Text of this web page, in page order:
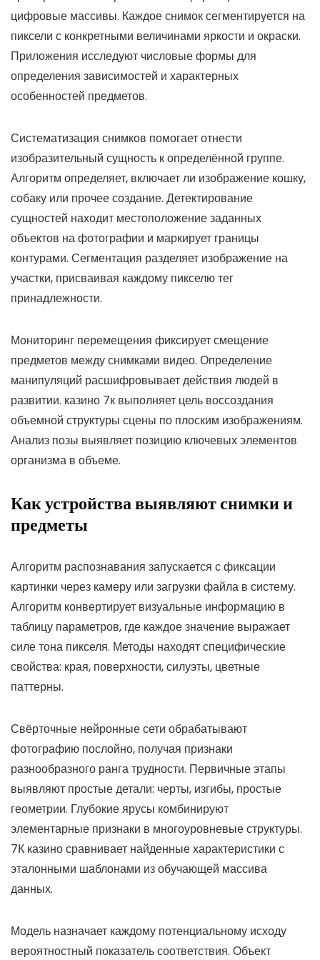
цифровые массивы. Каждое снимок сегментируется на
пиксели с конкретными величинами яркости и окраски.
Приложения исследуют числовые формы для
определения зависимостей и характерных
особенностей предметов.
Систематизация снимков помогает отнести
изобразительный сущность к определённой группе.
Алгоритм определяет, включает ли изображение кошку,
собаку или прочее создание. Детектирование
сущностей находит местоположение заданных
объектов на фотографии и маркирует границы
контурами. Сегментация разделяет изображение на
участки, присваивая каждому пикселю тег
принадлежности.
Мониторинг перемещения фиксирует смещение
предметов между снимками видео. Определение
манипуляций расшифровывает действия людей в
развитии. казино 7к выполняет цель воссоздания
объемной структуры сцены по плоским изображениям.
Анализ позы выявляет позицию ключевых элементов
организма в объеме.
Как устройства выявляют снимки и
предметы
Алгоритм распознавания запускается с фиксации
картинки через камеру или загрузки файла в систему.
Алгоритм конвертирует визуальные информацию в
таблицу параметров, где каждое значение выражает
силе тона пикселя. Методы находят специфические
свойства: края, поверхности, силуэты, цветные
паттерны.
Свёрточные нейронные сети обрабатывают
фотографию послойно, получая признаки
разнообразного ранга трудности. Первичные этапы
выявляют простые детали: черты, изгибы, простые
геометрии. Глубокие ярусы комбинируют
элементарные признаки в многоуровневые структуры.
7К казино сравнивает найденные характеристики с
эталонными шаблонами из обучающей массива
данных.
Модель назначает каждому потенциальному исходу
вероятностный показатель соответствия. Объект